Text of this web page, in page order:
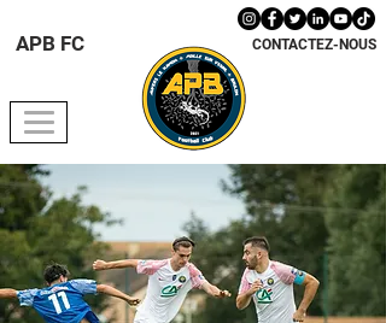
CONTACTEZ-NOUS
APB FC